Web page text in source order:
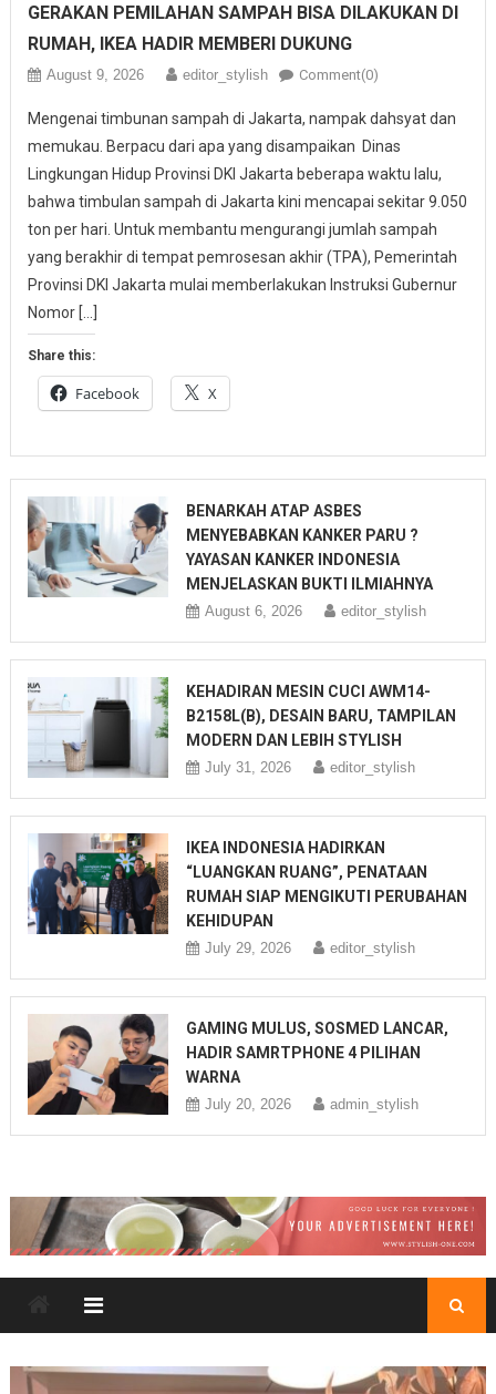
GERAKAN PEMILAHAN SAMPAH BISA DILAKUKAN DI
RUMAH, IKEA HADIR MEMBERI DUKUNG
August 9, 2026 editor_stylish Comment(0)
Mengenai timbunan sampah di Jakarta, nampak dahsyat dan
memukau. Berpacu dari apa yang disampaikan Dinas
Lingkungan Hidup Provinsi DKI Jakarta beberapa waktu lalu,
bahwa timbulan sampah di Jakarta kini mencapai sekitar 9.050
ton per hari. Untuk membantu mengurangi jumlah sampah
yang berakhir di tempat pemrosesan akhir (TPA), Pemerintah
Provinsi DKI Jakarta mulai memberlakukan Instruksi Gubernur
Nomor […]
Share this:
Facebook X
BENARKAH ATAP ASBES
MENYEBABKAN KANKER PARU ?
YAYASAN KANKER INDONESIA
MENJELASKAN BUKTI ILMIAHNYA
August 6, 2026 editor_stylish
KEHADIRAN MESIN CUCI AWM14-
B2158L(B), DESAIN BARU, TAMPILAN
MODERN DAN LEBIH STYLISH
July 31, 2026 editor_stylish
IKEA INDONESIA HADIRKAN
“LUANGKAN RUANG”, PENATAAN
RUMAH SIAP MENGIKUTI PERUBAHAN
KEHIDUPAN
July 29, 2026 editor_stylish
GAMING MULUS, SOSMED LANCAR,
HADIR SAMRTPHONE 4 PILIHAN
WARNA
July 20, 2026 admin_stylish